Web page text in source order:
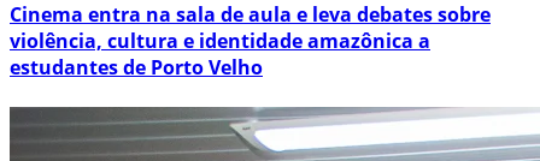
Cinema entra na sala de aula e leva debates sobre
violência, cultura e identidade amazônica a
estudantes de Porto Velho